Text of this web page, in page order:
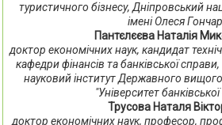
туристичного бізнесу, Дніпровський
імені Олеся
Пантєлєєва Наталія
доктор економічних наук, кандидат
кафедри фінансів та банківської
науковий інститут Державного
"Університет
Трусова Наталя
доктор економічних наук, професор,